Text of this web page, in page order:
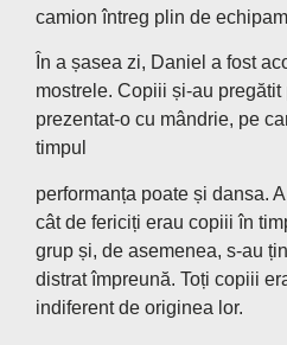
camion întreg plin de
În a șasea zi, Daniel a fost
mostrele. Copiii și-au
prezentat-o ​​cu mândrie, pe
timpul
performanța poate și dansa.
cât de fericiți erau copiii în
grup și, de asemenea, s-au
distrat împreună. Toți copiii
indiferent de originea lor.